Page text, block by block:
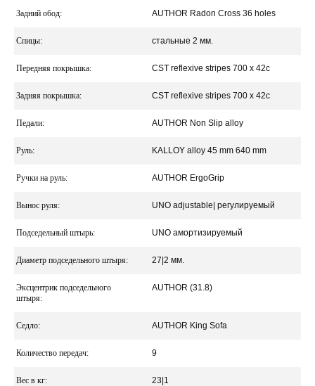
Задний обод: AUTHOR Radon Cross 36 holes
Спицы: стальные 2 мм.
Передняя покрышка: CST reflexive stripes 700 x 42c
Задняя покрышка: CST reflexive stripes 700 x 42c
Педали: AUTHOR Non Slip alloy
Руль: KALLOY alloy 45 mm 640 mm
Ручки на руль: AUTHOR ErgoGrip
Вынос руля: UNO adjustable| регулируемый
Подседельный штырь: UNO амортизируемый
Диаметр подседельного штыря: 27|2 мм.
Эксцентрик подседельного
штыря:
AUTHOR (31.8)
Седло: AUTHOR King Sofa
Количество передач: 9
Вес в кг: 23|1